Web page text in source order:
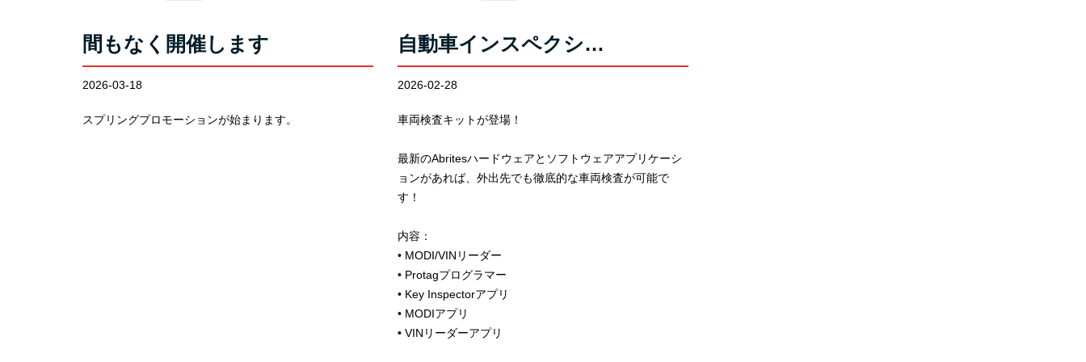
間もなく開催します
2026-03-18
スプリングプロモーションが始まります。
自動車インスペクシ…
2026-02-28
車両検査キットが登場！
最新のAbritesハードウェアとソフトウェアアプリケーシ
ョンがあれば、外出先でも徹底的な車両検査が可能で
す！
内容：
• MODI/VINリーダー
• Protagプログラマー
• Key Inspectorアプリ
• MODIアプリ
• VINリーダーアプリ